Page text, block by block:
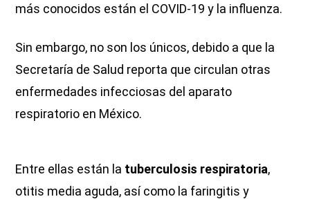
más conocidos están el COVID-19 y la influenza.
Sin embargo, no son los únicos, debido a que la
Secretaría de Salud reporta que circulan otras
enfermedades infecciosas del aparato
respiratorio en México.
Entre ellas están la tuberculosis respiratoria,
otitis media aguda, así como la faringitis y